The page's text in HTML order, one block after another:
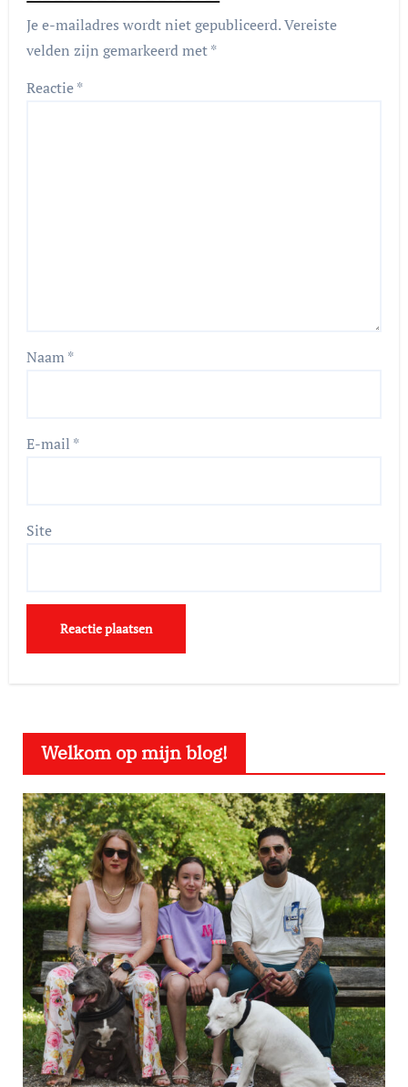
Je e-mailadres wordt niet gepubliceerd.Vereiste
velden zijn gemarkeerd met*
Reactie*
Naam*
E-mail *
Site
Welkom op mijn blog!